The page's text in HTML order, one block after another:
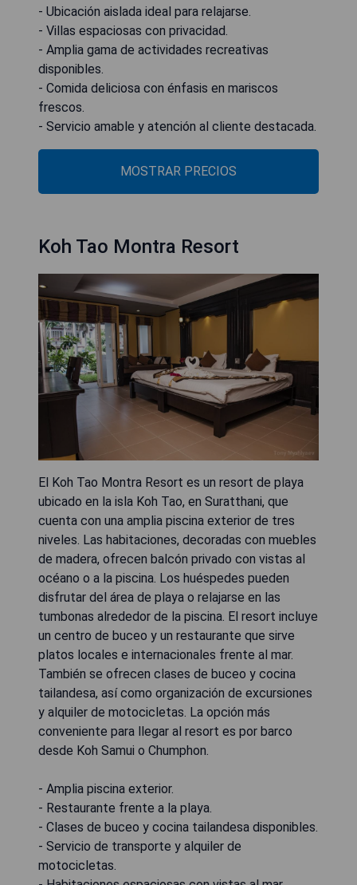
- Ubicación aislada ideal para relajarse.
- Villas espaciosas con privacidad.
- Amplia gama de actividades recreativas
disponibles.
- Comida deliciosa con énfasis en mariscos
frescos.
- Servicio amable y atención al cliente destacada.
MOSTRAR PRECIOS
Koh Tao Montra Resort
El Koh Tao Montra Resort es un resort de playa
ubicado en la isla Koh Tao, en Suratthani, que
cuenta con una amplia piscina exterior de tres
niveles. Las habitaciones, decoradas con muebles
de madera, ofrecen balcón privado con vistas al
océano o a la piscina. Los huéspedes pueden
disfrutar del área de playa o relajarse en las
tumbonas alrededor de la piscina. El resort incluye
un centro de buceo y un restaurante que sirve
platos locales e internacionales frente al mar.
También se ofrecen clases de buceo y cocina
tailandesa, así como organización de excursiones
y alquiler de motocicletas. La opción más
conveniente para llegar al resort es por barco
desde Koh Samui o Chumphon.
- Amplia piscina exterior.
- Restaurante frente a la playa.
- Clases de buceo y cocina tailandesa disponibles.
- Servicio de transporte y alquiler de
motocicletas.